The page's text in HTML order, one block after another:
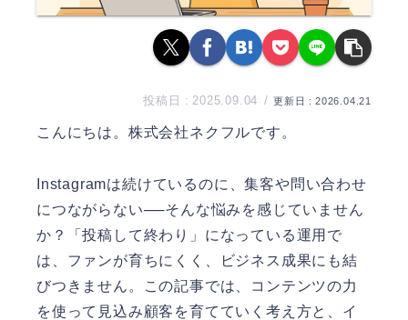
2025.09.04 2026.04.21
こんにちは。 株式会社ネクフルです。
Instagramは続けているのに、集客や問い合わせ
につながらない──そんな悩みを感じていません
か？「投稿して終わり」になっている運用で
は、ファンが育ちにくく、ビジネス成果にも結
びつきません。この記事では、コンテンツの力
を使って見込み顧客を育てていく考え方と、イ